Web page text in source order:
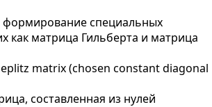
формирование специальных
как матрица Гильберта и матрица
matrix (chosen constant diagonal
составленная из нулей